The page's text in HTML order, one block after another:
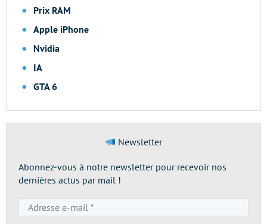
Prix RAM
Apple iPhone
Nvidia
IA
GTA 6
Newsletter
Abonnez-vous à notre newsletter pour recevoir nos
dernières actus par mail !
e-